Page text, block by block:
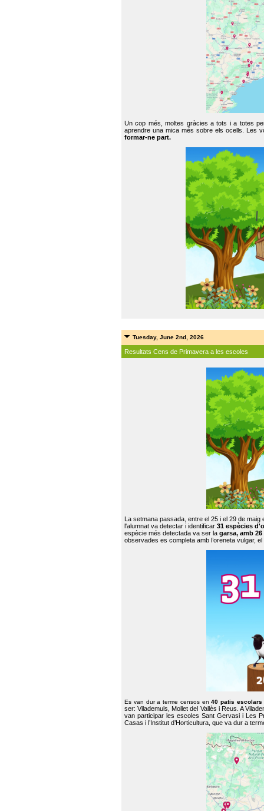
Un cop més, moltes gràcies a tots i a totes
aprendre una mica més sobre els ocells. Les
formar-ne part.
Tuesday, June 2nd, 2026
Resultats Cens de Primavera a les escoles
La setmana passada, entre el 25 i el 29 de
l'alumnat va detectar i identificar 31 espècies
espècie més detectada va ser la garsa, amb
observades es completa amb l’oreneta vulgar,
Es van dur a terme censos en40 patis escolars
ser: Vilademuls, Mollet del Vallès i Reus. A
van participar les escoles Sant Gervasi i Les
Casas i l’Institut d’Horticultura, que va dur a